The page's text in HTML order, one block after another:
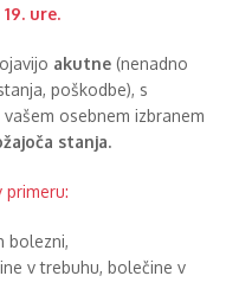
ure.
akutne (nenadno
poškodbe), s
osebnem izbranem
stanja.
primeru:
bolezni,
v trebuhu, bolečine v